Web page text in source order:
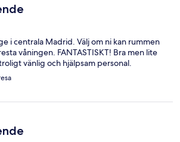
i centrala Madrid. Välj om ni kan rummen
våningen. FANTASTISKT! Bra men lite
vänlig och hjälpsam personal.